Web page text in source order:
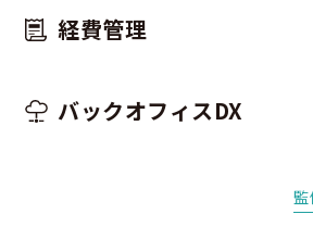
経費管理
バックオフィスDX
監